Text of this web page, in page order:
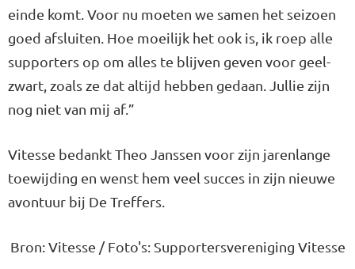
einde komt. Voor nu moeten we samen het seizoen
goed afsluiten. Hoe moeilijk het ook is, ik roep alle
supporters op om alles te blijven geven voor geel-
zwart, zoals ze dat altijd hebben gedaan. Jullie zijn
nog niet van mij af.”
Vitesse bedankt Theo Janssen voor zijn jarenlange
toewijding en wenst hem veel succes in zijn nieuwe
avontuur bij De Treffers.
Bron: Vitesse / Foto's: Supportersvereniging Vitesse